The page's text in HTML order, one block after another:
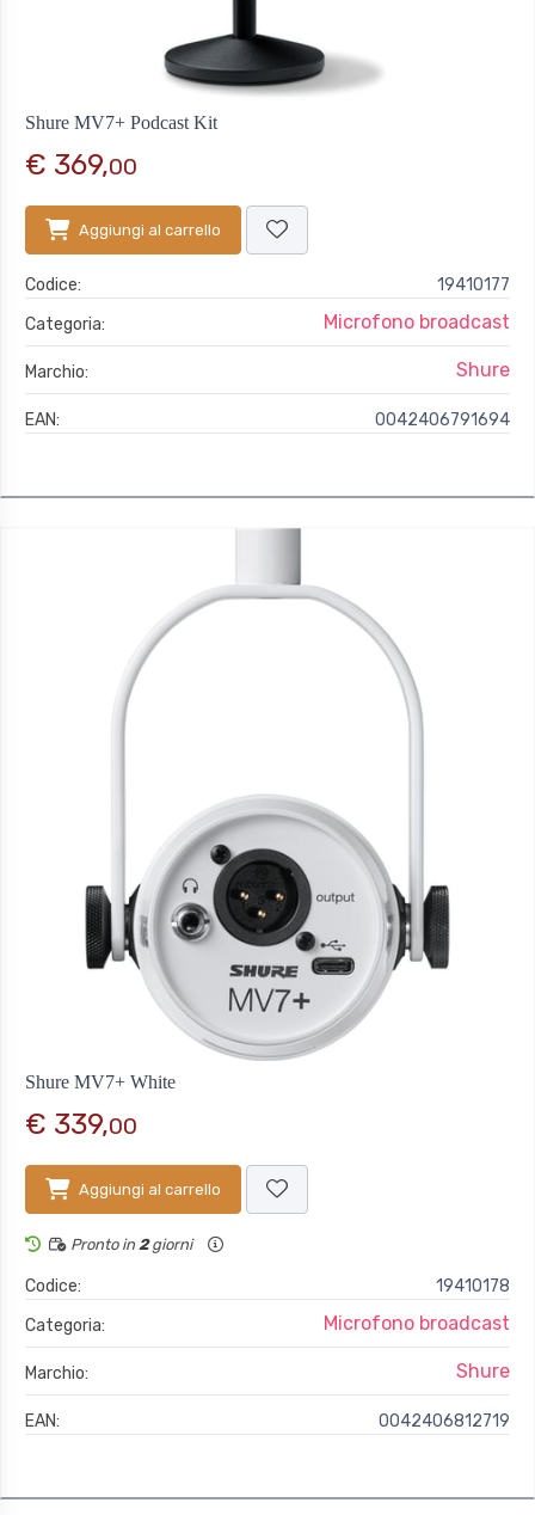
Shure MV7+ Podcast Kit
€ 369,00
Aggiungi al carrello
Codice:
19410177
Categoria:
Microfono broadcast
Marchio: Shure
EAN: 0042406791694
Shure MV7+ White
€ 339,00
Aggiungi al carrello
Pronto in 2giorni
Codice:
19410178
Categoria:
Microfono broadcast
Marchio: Shure
EAN: 0042406812719